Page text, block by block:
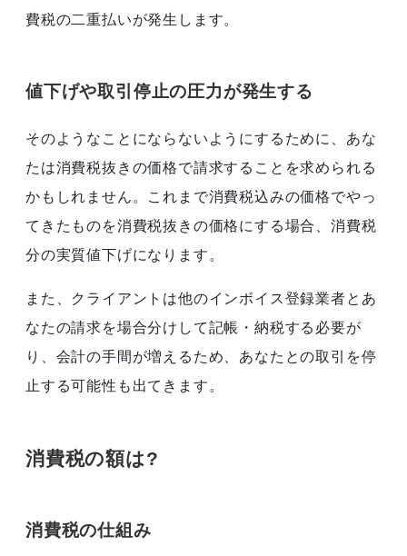
費税の二重払いが発生します。
値下げや取引停止の圧力が発生する
そのようなことにならないようにするために、あな
たは消費税抜きの価格で請求することを求められる
かもしれません。これまで消費税込みの価格でやっ
てきたものを消費税抜きの価格にする場合、消費税
分の実質値下げになります。
また、クライアントは他のインボイス登録業者とあ
なたの請求を場合分けして記帳・納税する必要が
り、会計の手間が増えるため、あなたとの取引を停
止する可能性も出てきます。
消費税の額は?
消費税の仕組み